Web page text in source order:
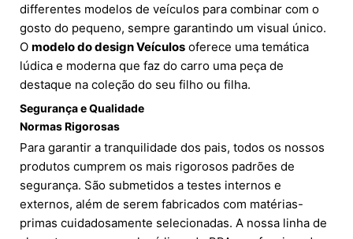
differentes modelos de veículos para combinar com o
gosto do pequeno, sempre garantindo um visual único.
O modelo do design Veículos oferece uma temática
lúdica e moderna que faz do carro uma peça de
destaque na coleção do seu filho ou filha.
Segurança e Qualidade
Normas Rigorosas
Para garantir a tranquilidade dos pais, todos os nossos
produtos cumprem os mais rigorosos padrões de
segurança. São submetidos a testes internos e
externos, além de serem fabricados com matérias-
primas cuidadosamente selecionadas. A nossa linha de